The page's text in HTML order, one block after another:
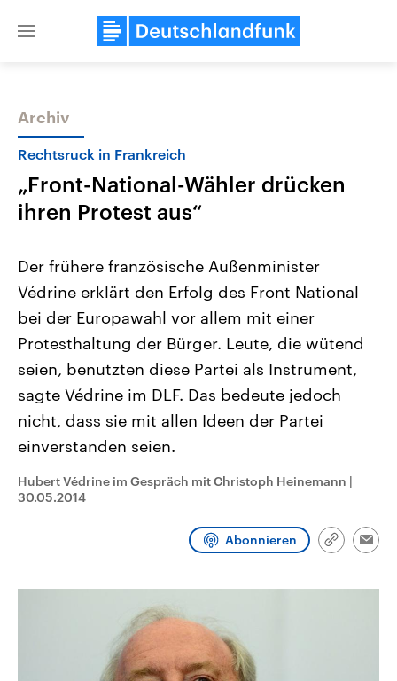
Close
Themen
Landtagswahl Sachsen-Anhalt
2026
Alle Informationen
Sachsen-Anhalt wählt am 6.
September 2026 einen neuen
Landtag. Seit 2021 wird das
Bundesland von einer Koalition aus
CDU, SPD und FDP regiert.-
Umfragen, Prognosen,
Wahlprogramme, aktuelle Berichte
und Hintergründe zu den Parteien
Wahl.
USA
Aktuelle Beiträge,
Hintergründe
Wirtschaftlich und
gehören die Vereinigten
den mächtigsten Ländern
mit großem Einfluss auf
aktuelle Weltgeschehen.
Sendungen Programm
Audio-Archiv
Archiv
Rechtsruck in Frankreich
„Front-National-Wähler drücken
ihren Protest aus“
Der frühere französische Außenminister
Védrine erklärt den Erfolg des Front National
bei der Europawahl vor allem mit einer
Protesthaltung der Bürger. Leute, die wütend
seien, benutzten diese Partei als Instrument,
sagte Védrine im DLF. Das bedeute jedoch
nicht, dass sie mit allen Ideen der Partei
einverstanden seien.
Hubert Védrine im Gespräch mit Christoph Heinemann |
30.05.2014
Abonnieren
Link